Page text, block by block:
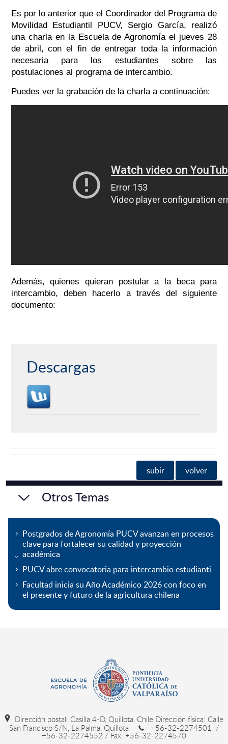
Es por lo anterior que el Coordinador del Programa de
Movilidad Estudiantil PUCV, Sergio García, realizó
una charla en la Escuela de Agronomía el jueves 28
de abril, con el fin de entregar toda la información
necesaria para los estudiantes sobre las
postulaciones al programa de intercambio.
Puedes ver la grabación de la charla a continuación:
Además, quienes quieran postular a la beca para
intercambio, deben hacerlo a través del siguiente
documento:
Descargas
subir volver
Otros Temas
Postgrados de Agronomía PUCV avanzan en procesos
clave para fortalecer su calidad y proyección
académica
PUCV abre convocatoria para intercambio estudianti
Facultad inicia su Año Académico 2026 con foco en
el presente y futuro de la agricultura chilena
Dirección postal: Casilla 4-D, Quillota, Chile Dirección física: Calle
San Francisco S/N, La Palma, Quillota
+56-32-2274501 /
+56-32-2274552 / Fax: +56-32-2274570